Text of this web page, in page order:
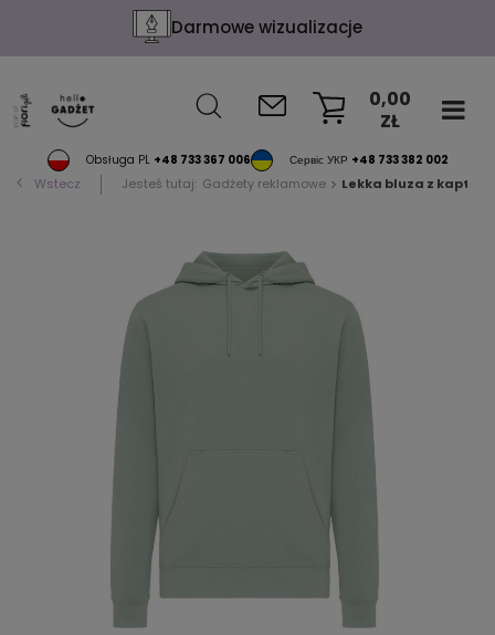
Darmowe wizualizacje
Obsługa PL +48 733 367 006 Сервіс УКР +48 733 382 002
0,00
ZŁ
Wstecz Jesteś tutaj: Gadżety reklamowe Lekka bluza z